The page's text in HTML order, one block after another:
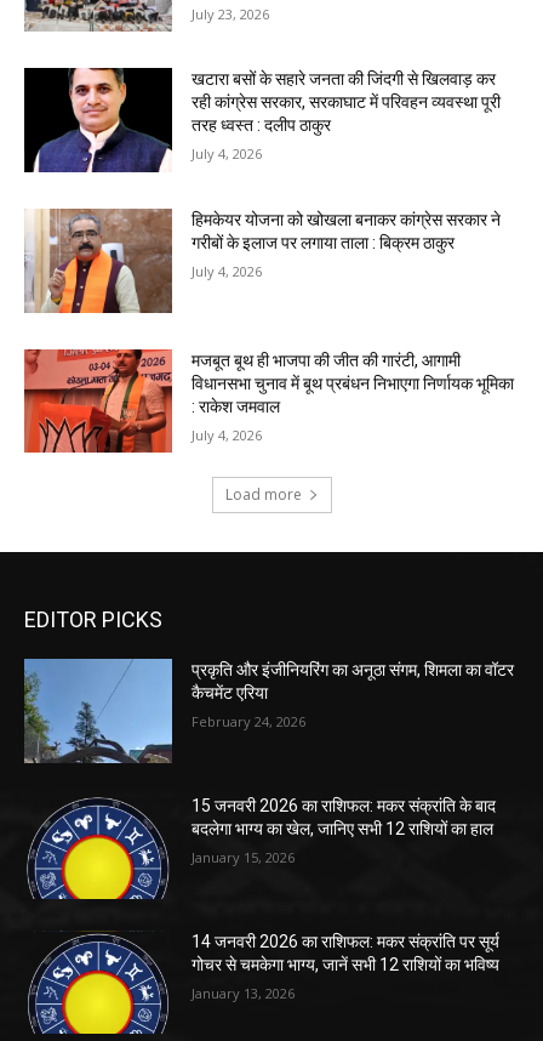
EDITOR PICKS
प्रकृति और इंजीनियरिंग का अनूठा संगम, शिमला का वॉटर
कैचमेंट एरिया
February 24, 2026
15 जनवरी 2026 का राशिफल: मकर संक्रांति के बाद
बदलेगा भाग्य का खेल, जानिए सभी 12 राशियों का हाल
January 15, 2026
14 जनवरी 2026 का राशिफल: मकर संक्रांति पर सूर्य
गोचर से चमकेगा भाग्य, जानें सभी 12 राशियों का भविष्य
January 13, 2026